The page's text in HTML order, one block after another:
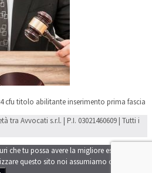
cfu titolo abilitante inserimento prima fascia
tra Avvocati s.r.l. | P.I. 03021460609 | Tutti i
che tu possa avere la migliore esperienza
questo sito noi assumiamo che tu ne